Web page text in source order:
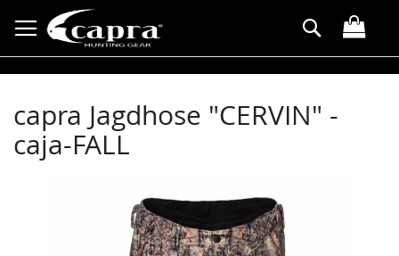
zum
Inhalt
Suche
capra Jagdhose "CERVIN" -
caja-FALL